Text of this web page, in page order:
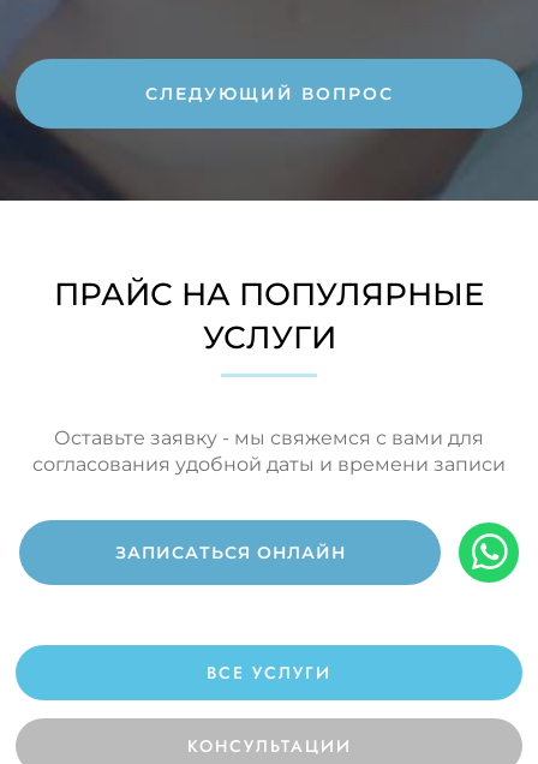
СЛЕДУЮЩИЙ ВОПРОС
ПРАЙС НА ПОПУЛЯРНЫЕ
УСЛУГИ
Оставьте заявку - мы свяжемся с вами для
согласования удобной даты и времени записи
ЗАПИСАТЬСЯ ОНЛАЙН
ВСЕ УСЛУГИ
КОНСУЛЬТАЦИИ